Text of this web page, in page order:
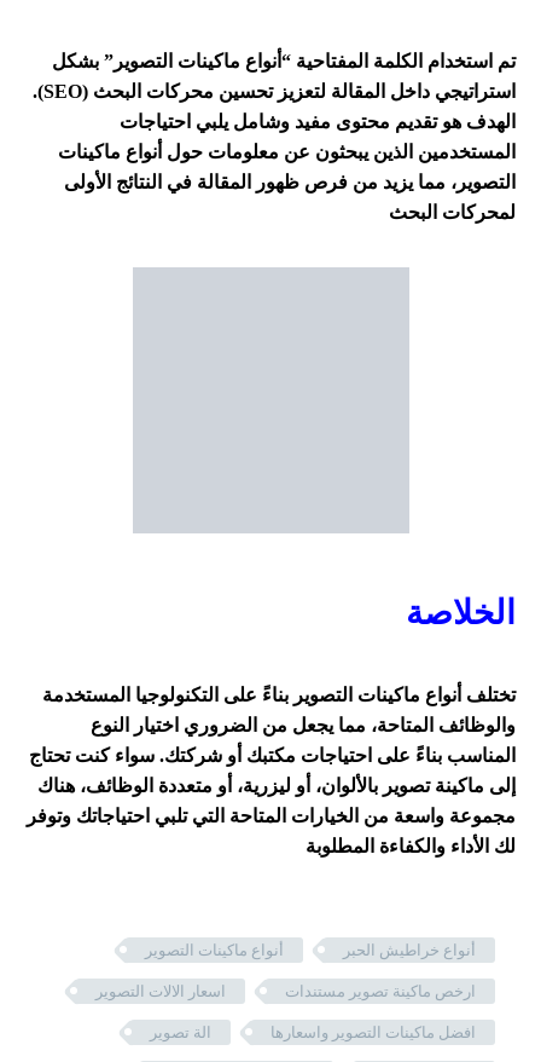
تم استخدام الكلمة المفتاحية “أنواع ماكينات التصوير” بشكل
استراتيجي داخل المقالة لتعزيز تحسين محركات البحث (SEO).
الهدف هو تقديم محتوى مفيد وشامل يلبي احتياجات
المستخدمين الذين يبحثون عن معلومات حول أنواع ماكينات
التصوير، مما يزيد من فرص ظهور المقالة في النتائج الأولى
لمحركات البحث
الخلاصة
تختلف أنواع ماكينات التصوير بناءً على التكنولوجيا المستخدمة
والوظائف المتاحة، مما يجعل من الضروري اختيار النوع
المناسب بناءً على احتياجات مكتبك أو شركتك. سواء كنت تحتاج
إلى ماكينة تصوير بالألوان، أو ليزرية، أو متعددة الوظائف، هناك
مجموعة واسعة من الخيارات المتاحة التي تلبي احتياجاتك وتوفر
لك الأداء والكفاءة المطلوبة
أنواع خراطيش الحبر أنواع ماكينات التصوير
ارخص ماكينة تصوير مستندات اسعار الالات التصوير
افضل ماكينات التصوير واسعارها الة تصوير